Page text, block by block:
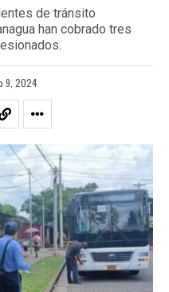
de tránsito
han cobrado tres
9, 2024